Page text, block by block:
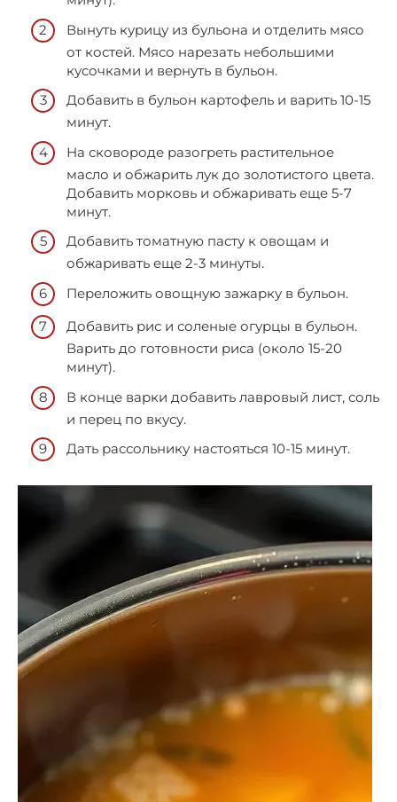
Вынуть курицу из бульона и отделить мясо
от костей. Мясо нарезать небольшими
кусочками и вернуть в бульон.
Добавить в бульон картофель и варить 10-15
минут.
На сковороде разогреть растительное
масло и обжарить лук до золотистого цвета.
Добавить морковь и обжаривать еще 5-7
минут.
Добавить томатную пасту к овощам и
обжаривать еще 2-3 минуты.
Переложить овощную зажарку в бульон.
Добавить рис и соленые огурцы в бульон.
Варить до готовности риса (около 15-20
минут).
В конце варки добавить лавровый лист, соль
и перец по вкусу.
Дать рассольнику настояться 10-15 минут.